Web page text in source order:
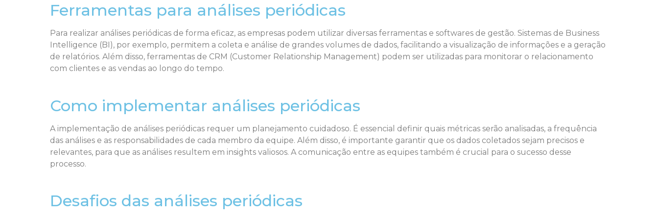
Ferramentas para análises periódicas
Para realizar análises periódicas de forma eficaz, as empresas podem utilizar diversas ferramentas e softwares de gestão. Sistemas de Business
Intelligence (BI), por exemplo, permitem a coleta e análise de grandes volumes de dados, facilitando a visualização de informações e a geração
de relatórios. Além disso, ferramentas de CRM (Customer Relationship Management) podem ser utilizadas para monitorar o relacionamento
com clientes e as vendas ao longo do tempo.
Como implementar análises periódicas
A implementação de análises periódicas requer um planejamento cuidadoso. É essencial definir quais métricas serão analisadas, a frequência
das análises e as responsabilidades de cada membro da equipe. Além disso, é importante garantir que os dados coletados sejam precisos e
relevantes, para que as análises resultem em insights valiosos. A comunicação entre as equipes também é crucial para o sucesso desse
processo.
Desafios das análises periódicas